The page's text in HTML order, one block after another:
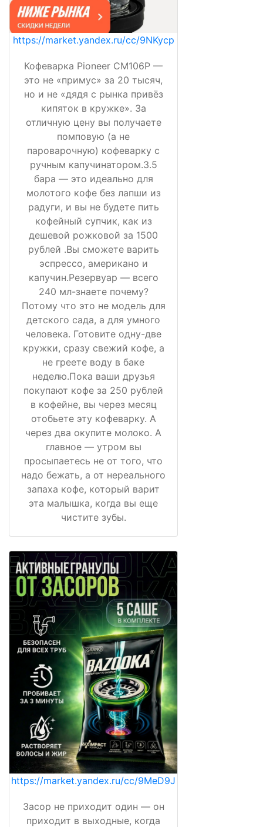
https://market.yandex.ru/cc/9NKycp
Кофеварка Pioneer CM106P —
это не «примус» за 20 тысяч,
но и не «дядя с рынка привёз
кипяток в кружке». За
отличную цену вы получаете
помповую (а не
пароварочную) кофеварку с
ручным капучинатором.3.5
бара — это идеально для
молотого кофе без лапши из
радуги, и вы не будете пить
кофейный супчик, как из
дешевой рожковой за 1500
рублей .Вы сможете варить
эспрессо, американо и
капучин.Резервуар — всего
240 мл-знаете почему?
Потому что это не модель для
детского сада, а для умного
человека. Готовите одну-две
кружки, сразу свежий кофе, а
не греете воду в баке
неделю.Пока ваши друзья
покупают кофе за 250 рублей
в кофейне, вы через месяц
отобьете эту кофеварку. А
через два окупите молоко. А
главное — утром вы
просыпаетесь не от того, что
надо бежать, а от нереального
запаха кофе, который варит
эта малышка, когда вы еще
чистите зубы.
https://market.yandex.ru/cc/9MeD9J
Засор не приходит один — он
приходит в выходные, когда